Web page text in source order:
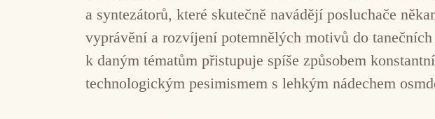
a syntezátorů, které skutečně navádějí posluchače
vyprávění a rozvíjení potemnělých motivů do
k daným tématům přistupuje spíše způsobem
technologickým pesimismem s lehkým nádechem